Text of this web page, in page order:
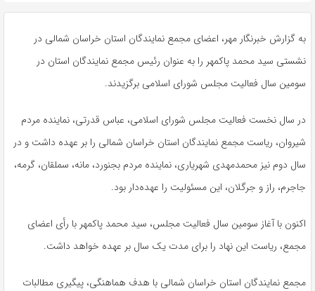
به گزارش خبرنگار مهر، اعضای مجمع نمایندگان استان خراسان شمالی در
نشستی سید محمد پاکمهر را به عنوان رئیس مجمع نمایندگان استان در
سومین سال فعالیت مجلس شورای اسلامی برگزیدند.
در سال نخست فعالیت مجلس شورای اسلامی، عباس قدرتی، نماینده مردم
شیروان، ریاست مجمع نمایندگان استان خراسان شمالی را بر عهده داشت و در
سال دوم نیز محمدمهدی شهریاری، نماینده مردم بجنورد، مانه، سملقان، گرمه،
جاجرم، راز و جرگلان، این مسئولیت را عهده‌دار بود.
اکنون با آغاز سومین سال فعالیت مجلس، سید محمد پاکمهر با رأی اعضای
مجمع، ریاست این نهاد را برای مدت یک سال بر عهده خواهد داشت.
مجمع نمایندگان استان خراسان شمالی با هدف هماهنگی، پیگیری مطالبات